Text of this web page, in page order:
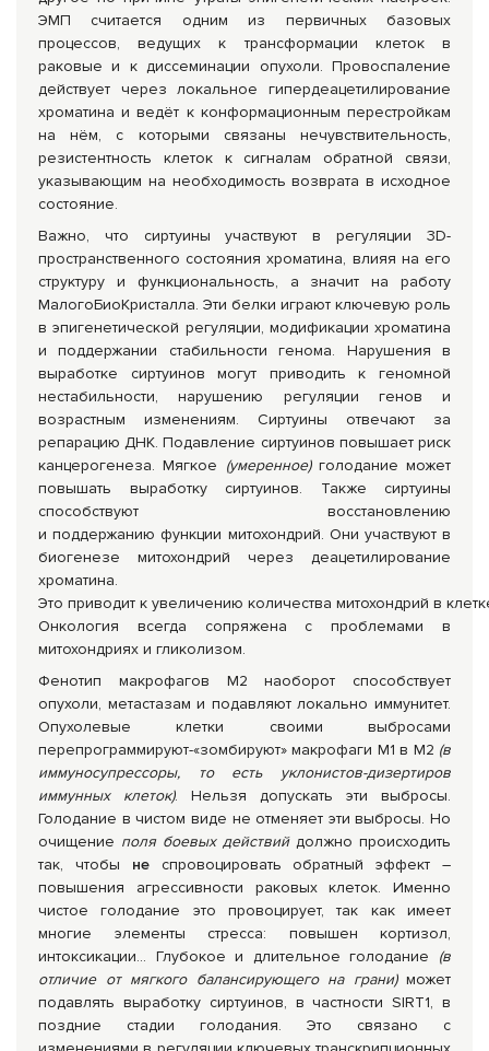
ЭМП считается одним из первичных базовых
процессов, ведущих к трансформации клеток в
раковые и к диссеминации опухоли. Провоспаление
действует через локальное гипердеацетилирование
хроматина и ведёт к конформационным перестройкам
на нём, с которыми связаны нечувствительность,
резистентность клеток к сигналам обратной связи,
указывающим на необходимость возврата в исходное
состояние.
Важно, что сиртуины участвуют в регуляции 3D-
пространственного состояния хроматина, влияя на его
структуру и функциональность, а значит на работу
МалогоБиоКристалла. Эти белки играют ключевую роль
в эпигенетической регуляции, модификации хроматина
и поддержании стабильности генома. Нарушения в
выработке сиртуинов могут приводить к геномной
нестабильности, нарушению регуляции генов и
возрастным изменениям. Сиртуины отвечают за
репарацию ДНК. Подавление сиртуинов повышает риск
канцерогенеза. Мягкое (умеренное)голодание может
повышать выработку сиртуинов. Также сиртуины
способствуют восстановлению
и поддержанию функции митохондрий. Они участвуют в
биогенезе митохондрий через деацетилирование
хроматина.
Это приводит к увеличению количества митохондрий в
Онкология всегда сопряжена с проблемами в
митохондриях и гликолизом.
Фенотип макрофагов М2 наоборот способствует
опухоли, метастазам и подавляют локально иммунитет.
Опухолевые клетки своими выбросами
перепрограммируют-«зомбируют» макрофаги М1 в М2 (в
иммуносупрессоры, то есть уклонистов-дизертиров
иммунных клеток). Нельзя допускать эти выбросы.
Голодание в чистом виде не отменяет эти выбросы. Но
очищение поля боевых действийдолжно происходить
так, чтобы неспровоцировать обратный эффект –
повышения агрессивности раковых клеток. Именно
чистое голодание это провоцирует, так как имеет
многие элементы стресса: повышен кортизол,
интоксикации... Глубокое и длительное голодание (в
отличие от мягкого балансирующего на грани) может
подавлять выработку сиртуинов, в частности SIRT1, в
поздние стадии голодания. Это связано с